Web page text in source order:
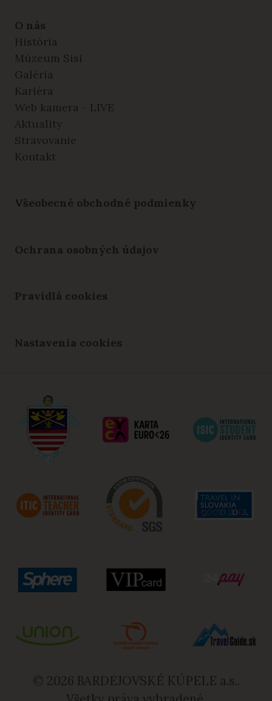
O nás
História
Múzeum Sisi
Galéria
Kariéra
Web kamera - LIVE
Aktuality
Stravovanie
Kontakt
Všeobecné obchodné podmienky
Ochrana osobných údajov
Pravidlá cookies
Nastavenia cookies
© 2026 BARDEJOVSKÉ KÚPELE a.s..